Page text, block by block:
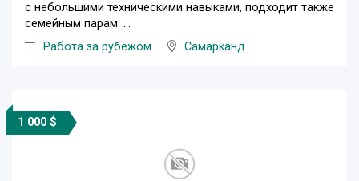
с небольшими техническими навыками, подходит также
семейным парам. ...
Работа за рубежом
Самарканд
1 000 $